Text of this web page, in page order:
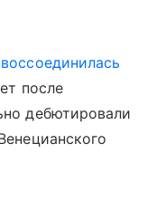
после
дебютировали